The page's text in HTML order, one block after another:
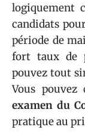
logiquement
candidats
période de
fort taux de
pouvez tout
Vous
examen du
pratique au